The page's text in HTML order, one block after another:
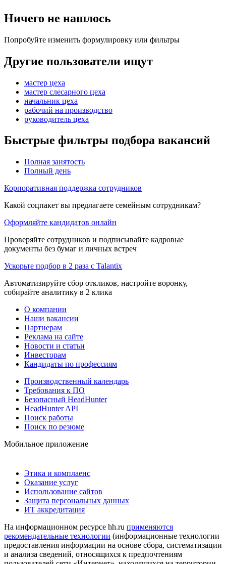
Ничего не нашлось
Попробуйте изменить формулировку или фильтры
Другие пользователи ищут
мастер цеха
мастер слесарного цеха
начальник цеха
рабочий на производство
руководитель цеха
Быстрые фильтры подбора вакансий
Полная занятость
Полный день
Корпоративная поддержка сотрудников
Какой соцпакет вы предлагаете семейным сотрудникам?
Оформляйте кандидатов онлайн
Проверяйте сотрудников и подписывайте кадровые
документы без бумаг и личных встреч
Ускорьте подбор в 2 раза с Talantix
Автоматизируйте сбор откликов, настройте воронку,
собирайте аналитику в 2 клика
О компании
Наши вакансии
Партнерам
Реклама на сайте
Новости и статьи
Инвесторам
Кандидаты по профессиям
Производственный календарь
Требования к ПО
Безопасный HeadHunter
HeadHunter API
Поиск работы
Поиск по резюме
Мобильное приложение
Этика и комплаенс
Оказание услуг
Использование сайтов
Защита персональных данных
ИТ аккредитация
На информационном ресурсе hh.ru применяются
рекомендательные технологии (информационные технологии
предоставления информации на основе сбора, систематизации
и анализа сведений, относящихся к предпочтениям